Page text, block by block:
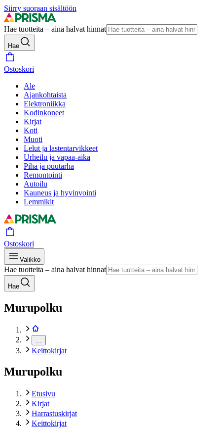
Siirry suoraan sisältöön
Hae tuotteita – aina halvat hinnat
Hae
Ostoskori
Ale
Ajankohtaista
Elektroniikka
Kodinkoneet
Kirjat
Koti
Muoti
Lelut ja lastentarvikkeet
Urheilu ja vapaa-aika
Piha ja puutarha
Remontointi
Autoilu
Kauneus ja hyvinvointi
Lemmikit
Ostoskori
Valikko
Hae tuotteita – aina halvat hinnat
Hae
Murupolku
Keittokirjat
Murupolku
Etusivu
Kirjat
Harrastuskirjat
Keittokirjat